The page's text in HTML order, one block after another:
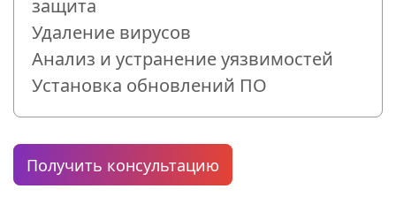
защита
Удаление вирусов
Анализ и устранение уязвимостей
Установка обновлений ПО
Получить консультацию